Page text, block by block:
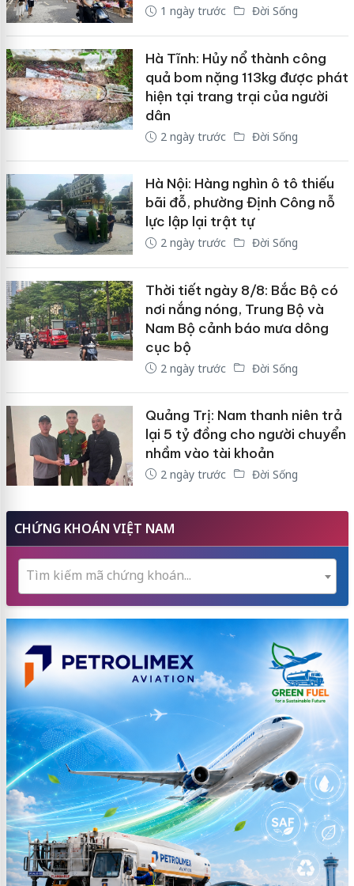
1 ngày trước Đời Sống
Hà Tĩnh: Hủy nổ thành công
quả bom nặng 113kg được phát
hiện tại trang trại của người
dân
2 ngày trước Đời Sống
Hà Nội: Hàng nghìn ô tô thiếu
bãi đỗ, phường Định Công nỗ
lực lập lại trật tự
2 ngày trước Đời Sống
Thời tiết ngày 8/8: Bắc Bộ có
nơi nắng nóng, Trung Bộ và
Nam Bộ cảnh báo mưa dông
cục bộ
2 ngày trước Đời Sống
Quảng Trị: Nam thanh niên trả
lại 5 tỷ đồng cho người chuyển
nhầm vào tài khoản
2 ngày trước Đời Sống
CHỨNG KHOÁN VIỆT NAM
Tìm kiếm mã chứng khoán...